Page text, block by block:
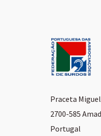
Praceta
2700-585
Portugal